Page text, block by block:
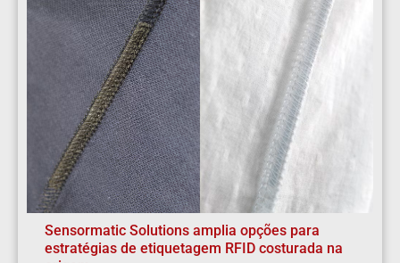
Sensormatic Solutions amplia opções para
estratégias de etiquetagem RFID costurada na